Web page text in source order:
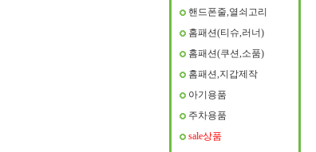
핸드폰줄,열쇠고리
홈패션(티슈,러너)
홈패션(쿠션,소품)
홈패션,지갑제작
아기용품
주차용품
sale상품